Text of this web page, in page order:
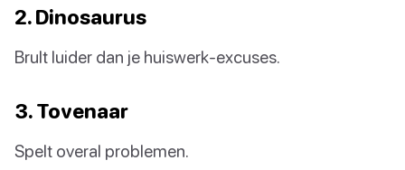
2. Dinosaurus
Brult luider dan je huiswerk-excuses.
3. Tovenaar
Spelt overal problemen.